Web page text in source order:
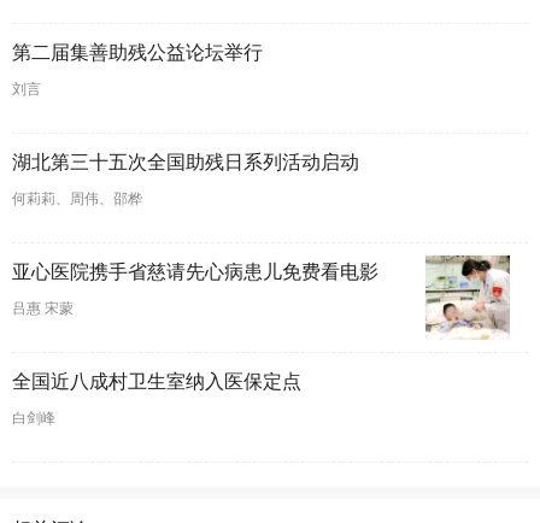
第二届集善助残公益论坛举行
刘言
湖北第三十五次全国助残日系列活动启动
何莉莉、周伟、邵桦
亚心医院携手省慈请先心病患儿免费看电影
吕惠 宋蒙
全国近八成村卫生室纳入医保定点
白剑峰